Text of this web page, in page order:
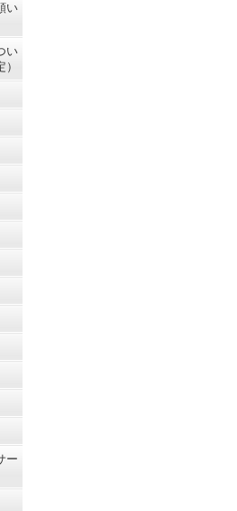
い
い
ー